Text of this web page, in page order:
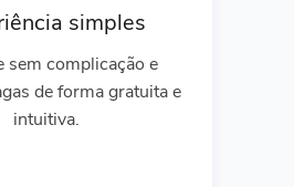
simples
sem complicação e
de forma gratuita e
intuitiva.